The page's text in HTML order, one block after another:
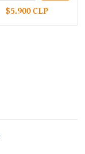
$5.900 CLP